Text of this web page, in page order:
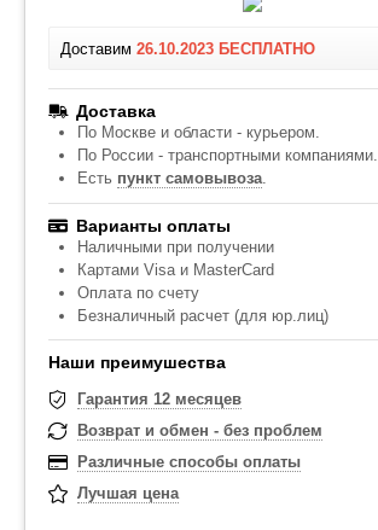
Доставим 26.10.2023 БЕСПЛАТНО
Доставка
По Москве и области - курьером.
По России - транспортными компаниями.
Есть пункт самовывоза.
Варианты оплаты
Наличными при получении
Картами Visa и MasterCard
Оплата по счету
Безналичный расчет (для юр.лиц)
Наши преимушества
Гарантия 12 месяцев
Возврат и обмен - без проблем
Различные способы оплаты
Лучшая цена